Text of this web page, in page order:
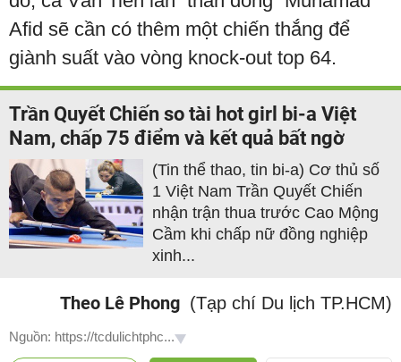
Afid sẽ cần có thêm một chiến thắng để
giành suất vào vòng knock-out top 64.
Trần Quyết Chiến so tài hot girl bi-a Việt
Nam, chấp 75 điểm và kết quả bất ngờ
(Tin thể thao, tin bi-a) Cơ thủ số
1 Việt Nam Trần Quyết Chiến
nhận trận thua trước Cao Mộng
Cầm khi chấp nữ đồng nghiệp
xinh...
Theo Lê Phong (Tạp chí Du lịch TP.HCM)
Nguồn: https://tcdulichtphc...